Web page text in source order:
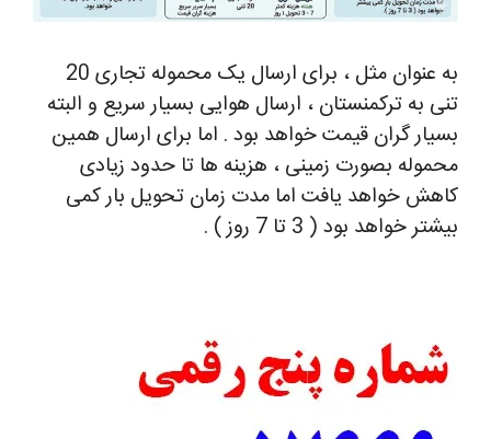
به عنوان مثل ، برای ارسال یک محموله تجاری 20
تنی به ترکمنستان ، ارسال هوایی بسیار سریع و البته
بسیار گران قیمت خواهد بود . اما برای ارسال همین
محموله بصورت زمینی ، هزینه ها تا حدود زیادی
کاهش خواهد یافت اما مدت زمان تحویل بار کمی
بیشتر خواهد بود ( 3 تا 7 روز ) .